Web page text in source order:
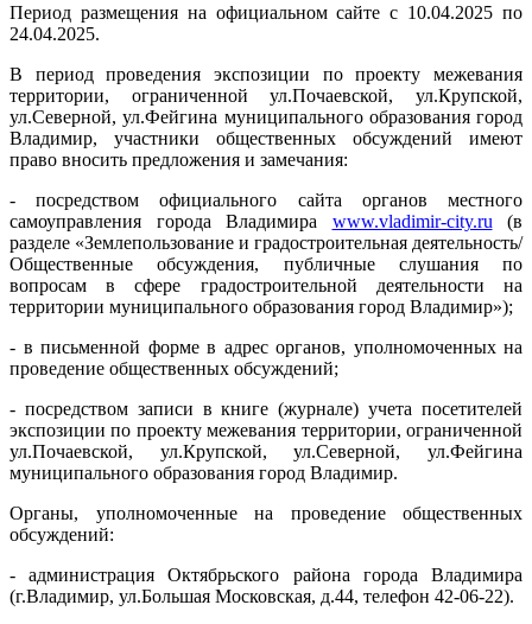
Период размещения на официальном сайте с 10.04.2025 по
24.04.2025.
В период проведения экспозиции по проекту межевания
территории, ограниченной ул.Почаевской, ул.Крупской,
ул.Северной, ул.Фейгина муниципального образования город
Владимир, участники общественных обсуждений имеют
право вносить предложения и замечания:
- посредством официального сайта органов местного
самоуправления города Владимира www.vladimir-city.ru (в
разделе «Землепользование и градостроительная деятельность/
Общественные обсуждения, публичные слушания по
вопросам в сфере градостроительной деятельности на
территории муниципального образования город Владимир»);
- в письменной форме в адрес органов, уполномоченных на
проведение общественных обсуждений;
- посредством записи в книге (журнале) учета посетителей
экспозиции по проекту межевания территории, ограниченной
ул.Почаевской, ул.Крупской, ул.Северной, ул.Фейгина
муниципального образования город Владимир.
Органы, уполномоченные на проведение общественных
обсуждений:
- администрация Октябрьского района города Владимира
(г.Владимир, ул.Большая Московская, д.44, телефон 42-06-22).